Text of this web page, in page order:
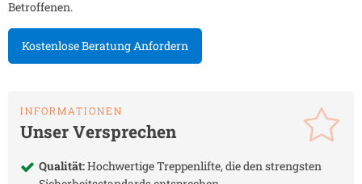
Betroffenen.
Kostenlose Beratung Anfordern
INFORMATIONEN
Unser Versprechen
Qualität:Hochwertige Treppenlifte, die den strengsten